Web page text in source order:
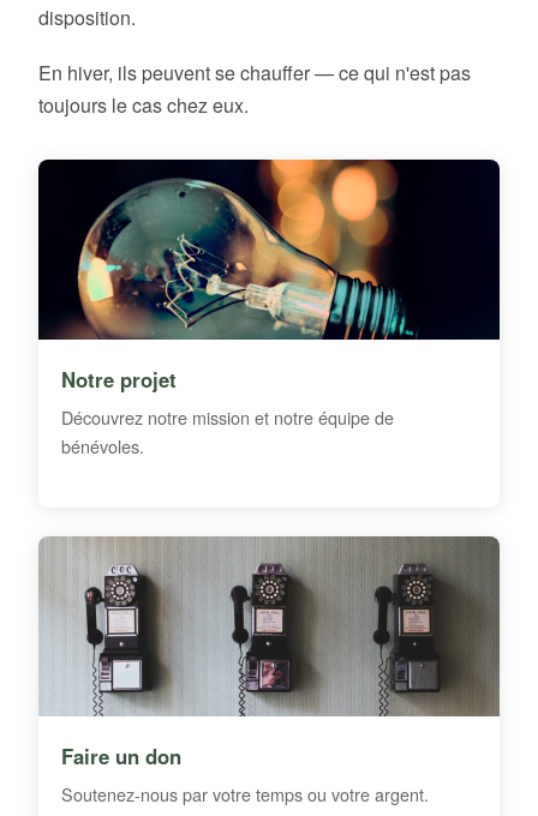
disposition.
En hiver, ils peuvent se chauffer — ce qui n'est pas
toujours le cas chez eux.
Notre projet
Découvrez notre mission et notre équipe de
bénévoles.
Faire un don
Soutenez-nous par votre temps ou votre argent.